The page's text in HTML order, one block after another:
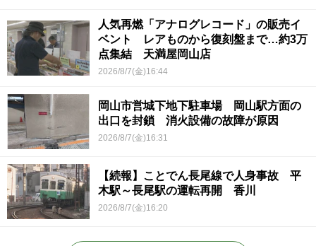
人気再燃「アナログレコード」の販売イ
ベント レアものから復刻盤まで…約3万
点集結 天満屋岡山店
2026/8/7(金)16:44
岡山市営城下地下駐車場 岡山駅方面の
出口を封鎖 消火設備の故障が原因
2026/8/7(金)16:31
【続報】ことでん長尾線で人身事故 平
木駅～長尾駅の運転再開 香川
2026/8/7(金)16:20